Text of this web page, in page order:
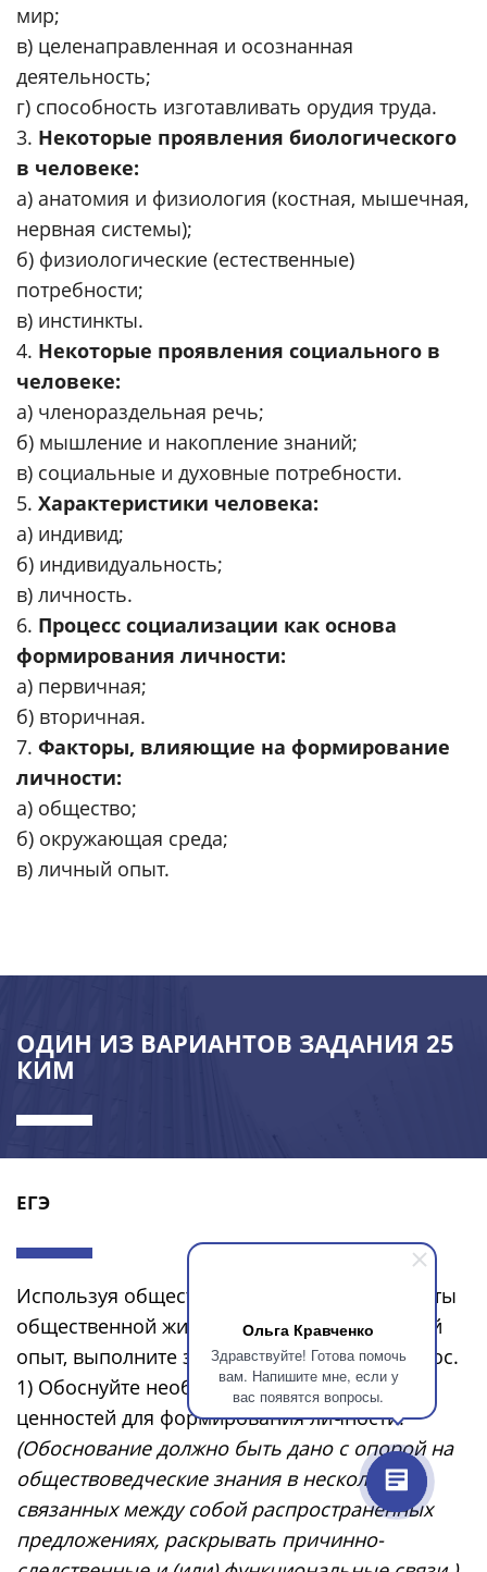
Ольга Кравченко
Здравствуйте! Готова помочь
вам. Напишите мне, если у
вас появятся вопросы.
мир;
в) целенаправленная и осознанная
деятельность;
г) способность изготавливать орудия труда.
3. Некоторые проявления биологического
в человеке:
а) анатомия и физиология (костная, мышечная,
нервная системы);
б) физиологические (естественные)
потребности;
в) инстинкты.
4. Некоторые проявления социального в
человеке:
а) членораздельная речь;
б) мышление и накопление знаний;
в) социальные и духовные потребности.
5. Характеристики человека:
а) индивид;
б) индивидуальность;
в) личность.
6. Процесс социализации как основа
формирования личности:
а) первичная;
б) вторичная.
7. Факторы, влияющие на формирование
личности:
а) общество;
б) окружающая среда;
в) личный опыт.
ОДИН ИЗ ВАРИАНТОВ ЗАДАНИЯ 25
КИМ
ЕГЭ
Используя обществоведческие знания, факты
общественной жизни и личный социальный
опыт, выполните задания, ответьте на вопрос.
1) Обоснуйте необходимость социальных
ценностей для формирования личности.
(Обоснование должно быть дано с опорой на
обществоведческие знания в нескольких
связанных между собой распространённых
предложениях, раскрывать причинно-